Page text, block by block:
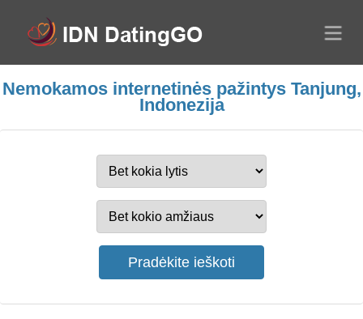
Nemokamos internetinės pažintys Tanjung,
Indonezija